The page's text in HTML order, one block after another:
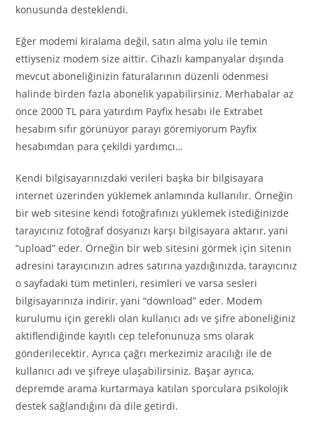
konusunda desteklendi.
Eğer modemi kiralama değil, satın alma yolu ile temin
ettiyseniz modem size aittir. Cihazlı kampanyalar dışında
mevcut aboneliğinizin faturalarının düzenli ödenmesi
halinde birden fazla abonelik yapabilirsiniz. Merhabalar az
önce 2000 TL para yatırdım Payfix hesabı ile Extrabet
hesabım sıfır görünüyor parayı göremiyorum Payfix
hesabımdan para çekildi yardımcı…
Kendi bilgisayarınızdaki verileri başka bir bilgisayara
internet üzerinden yüklemek anlamında kullanılır. Örneğin
bir web sitesine kendi fotoğrafınızı yüklemek istediğinizde
tarayıcınız fotoğraf dosyanızı karşı bilgisayara aktarır, yani
“upload” eder. Örneğin bir web sitesini görmek için sitenin
adresini tarayıcınızın adres satırına yazdığınızda, tarayıcınız
o sayfadaki tüm metinleri, resimleri ve varsa sesleri
bilgisayarınıza indirir, yani “download” eder. Modem
kurulumu için gerekli olan kullanıcı adı ve şifre aboneliğiniz
aktiflendiğinde kayıtlı cep telefonunuza sms olarak
gönderilecektir. Ayrıca çağrı merkezimiz aracılığı ile de
kullanıcı adı ve şifreye ulaşabilirsiniz. Başar ayrıca,
depremde arama kurtarmaya katılan sporculara psikolojik
destek sağlandığını da dile getirdi.